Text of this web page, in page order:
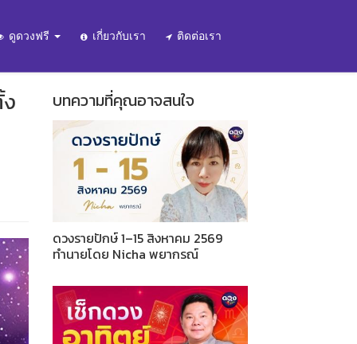
ดูดวงฟรี เกี่ยวกับเรา ติดต่อเรา
บทความที่คุณอาจสนใจ
ดวงรายปักษ์ 1–15 สิงหาคม 2569
ทำนายโดย Nicha พยากรณ์